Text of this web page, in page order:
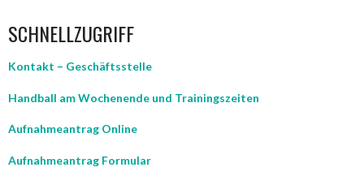
SCHNELLZUGRIFF
Kontakt – Geschäftsstelle
Handball am Wochenende und Trainingszeiten
Aufnahmeantrag Online
Aufnahmeantrag Formular